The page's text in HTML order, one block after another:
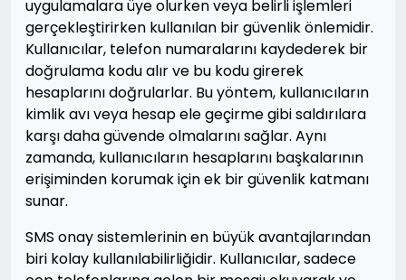
uygulamalara üye olurken veya belirli işlemleri
gerçekleştirirken kullanılan bir güvenlik önlemidir.
Kullanıcılar, telefon numaralarını kaydederek bir
doğrulama kodu alır ve bu kodu girerek
hesaplarını doğrularlar. Bu yöntem, kullanıcıların
kimlik avı veya hesap ele geçirme gibi saldırılara
karşı daha güvende olmalarını sağlar. Aynı
zamanda, kullanıcıların hesaplarını başkalarının
erişiminden korumak için ek bir güvenlik katmanı
sunar.
SMS onay sistemlerinin en büyük avantajlarından
biri kolay kullanılabilirliğidir. Kullanıcılar, sadece